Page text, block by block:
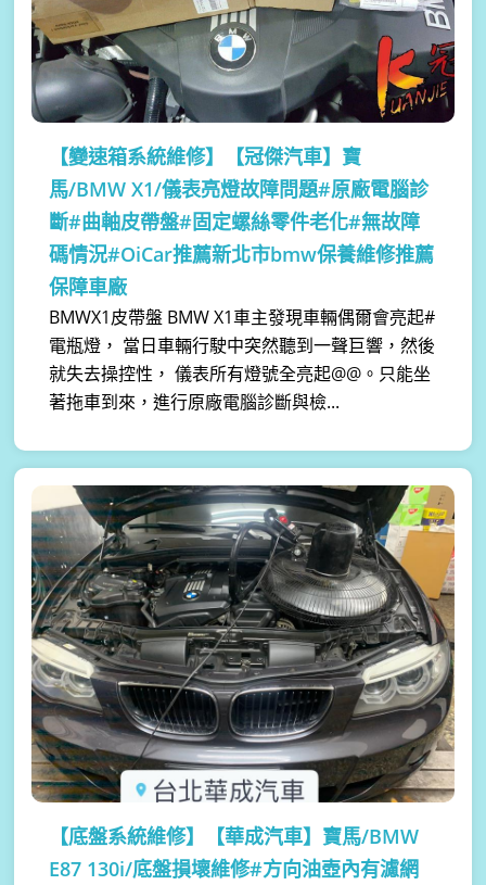
【變速箱系統維修】
【冠傑汽車】寶
馬/BMW X1/儀表亮燈故障問題#原廠電腦診
斷#曲軸皮帶盤#固定螺絲零件老化#無故障
碼情況#OiCar推薦新北市bmw保養維修推薦
保障車廠
BMWX1皮帶盤 BMW X1車主發現車輛偶爾會亮起#
電瓶燈， 當日車輛行駛中突然聽到一聲巨響，然後
就失去操控性， 儀表所有燈號全亮起@@。只能坐
著拖車到來，進行原廠電腦診斷與檢...
【底盤系統維修】
【華成汽車】寶馬/BMW
E87 130i/底盤損壞維修#方向油壺內有濾網